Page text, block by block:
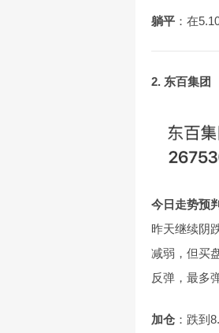
躺平 ：在
2. 东百集团
今日走势预
昨天继续阴
减弱，但买
反弹，最多
加仓 ：跌到